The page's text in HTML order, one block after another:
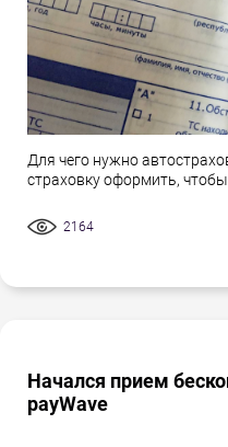
Для чего нужно
страховку оформить,
2164
Начался прием
payWave